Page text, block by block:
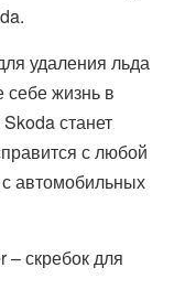
удаления льда
себе жизнь в
станет
с любой
автомобильных
скребок для